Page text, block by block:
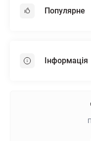
Популярне
Пінопласт
Інформація
Гарантія та